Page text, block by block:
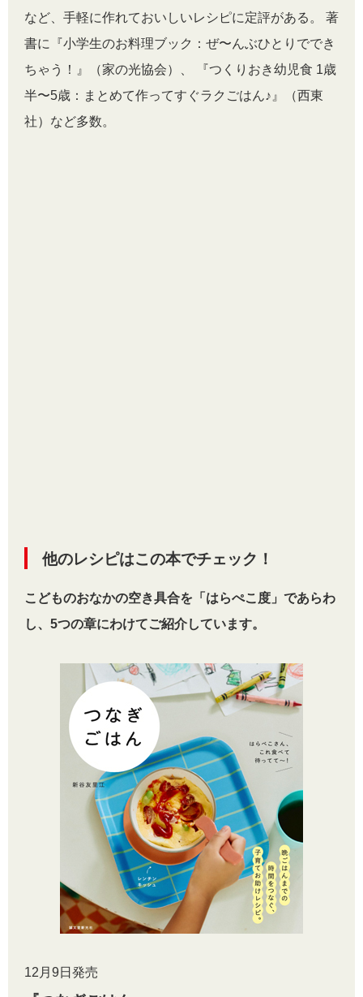
など、手軽に作れておいしいレシピに定評がある。 著
書に『小学生のお料理ブック：ぜ〜んぶひとりででき
ちゃう！』（家の光協会）、 『つくりおき幼児食 1歳
半〜5歳：まとめて作ってすぐラクごはん♪』（西東
社）など多数。
他のレシピはこの本でチェック！
こどものおなかの空き具合を「はらぺこ度」であらわ
し、5つの章にわけてご紹介しています。
12月9日発売